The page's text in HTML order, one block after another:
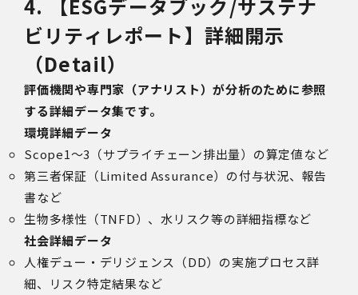
4. 【ESGデータブック/サステナ
ビリティレポート】詳細開示
（Detail）
評価機関や専門家（アナリスト）が分析のために参照
する詳細データ集です。
環境詳細データ
Scope1～3（サプライチェーン排出量）の算定値など
第三者保証（Limited Assurance）の付与状況、報告
書など
生物多様性（TNFD）、水リスク等の詳細指標など
社会詳細データ
人権デュー・デリジェンス（DD）の実施プロセス詳
細、リスク特定結果など